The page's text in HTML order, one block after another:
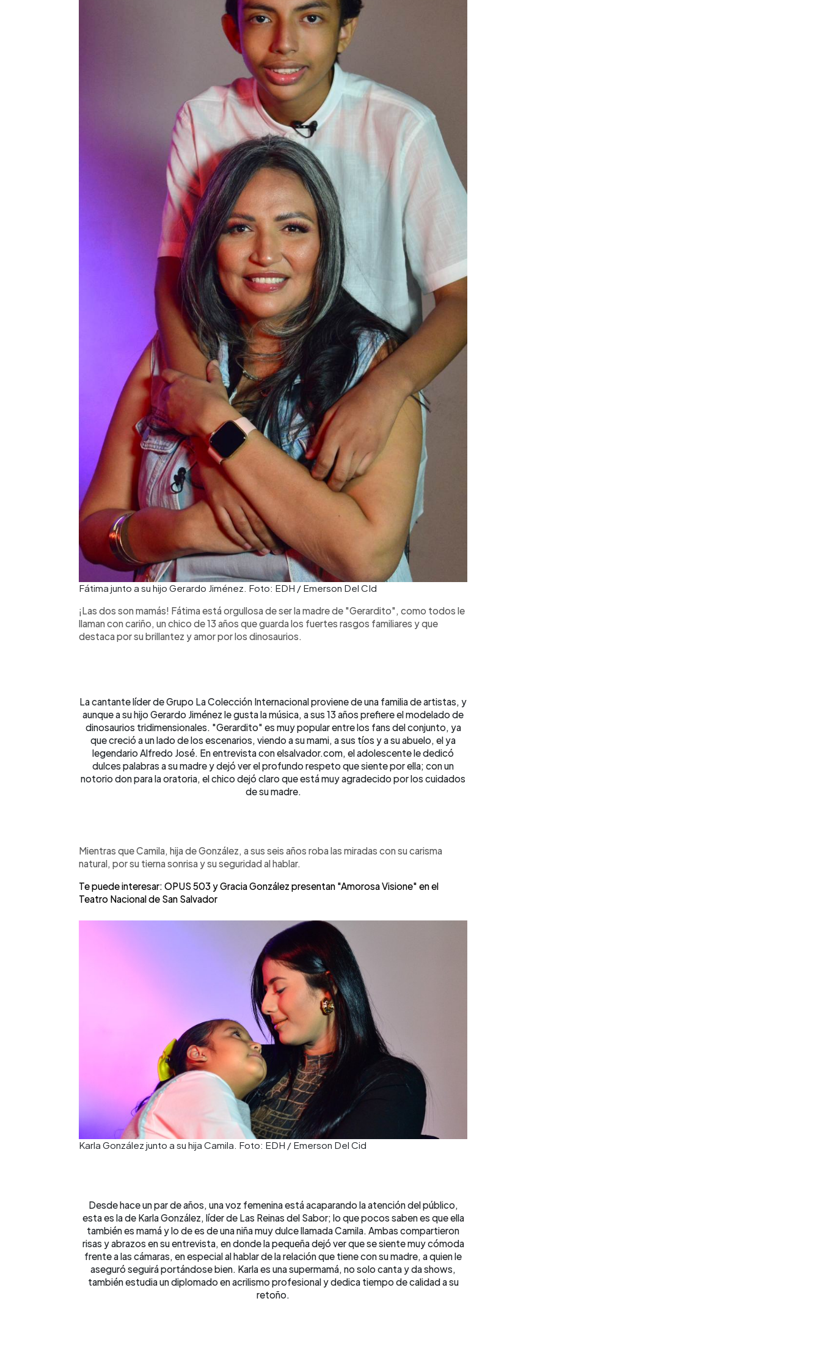
Fátima junto a su hijo Gerardo Jiménez. Foto: EDH / Emerson Del CId
¡Las dos son mamás! Fátima está orgullosa de ser la madre de "Gerardito", como todos le
llaman con cariño, un chico de 13 años que guarda los fuertes rasgos familiares y que
destaca por su brillantez y amor por los dinosaurios.
La cantante líder de Grupo La Colección Internacional proviene de una familia de artistas, y
aunque a su hijo Gerardo Jiménez le gusta la música, a sus 13 años prefiere el modelado de
dinosaurios tridimensionales. "Gerardito" es muy popular entre los fans del conjunto, ya
que creció a un lado de los escenarios, viendo a su mami, a sus tíos y a su abuelo, el ya
legendario Alfredo José. En entrevista con elsalvador.com, el adolescente le dedicó
dulces palabras a su madre y dejó ver el profundo respeto que siente por ella; con un
notorio don para la oratoria, el chico dejó claro que está muy agradecido por los cuidados
de su madre.
Mientras que Camila, hija de González, a sus seis años roba las miradas con su carisma
natural, por su tierna sonrisa y su seguridad al hablar.
Te puede interesar: OPUS 503 y Gracia González presentan "Amorosa Visione" en el
Teatro Nacional de San Salvador
Karla González junto a su hija Camila. Foto: EDH / Emerson Del Cid
Desde hace un par de años, una voz femenina está acaparando la atención del público,
esta es la de Karla González, líder de Las Reinas del Sabor; lo que pocos saben es que ella
también es mamá y lo de es de una niña muy dulce llamada Camila. Ambas compartieron
risas y abrazos en su entrevista, en donde la pequeña dejó ver que se siente muy cómoda
frente a las cámaras, en especial al hablar de la relación que tiene con su madre, a quien le
aseguró seguirá portándose bien. Karla es una supermamá, no solo canta y da shows,
también estudia un diplomado en acrilismo profesional y dedica tiempo de calidad a su
retoño.